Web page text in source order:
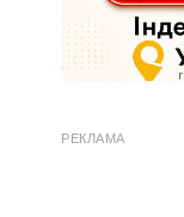
РЕКЛАМА